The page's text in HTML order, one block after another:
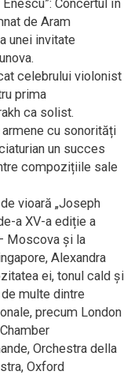
Concertul în
de Aram
unei invitate
celebrului violonist
prima
ca solist.
cu sonorități
un succes
compozițiile sale
vioară „Joseph
a XV-a ediție a
Moscova și la
Alexandra
ei, tonul cald și
multe dintre
precum London
Orchestra della
Oxford